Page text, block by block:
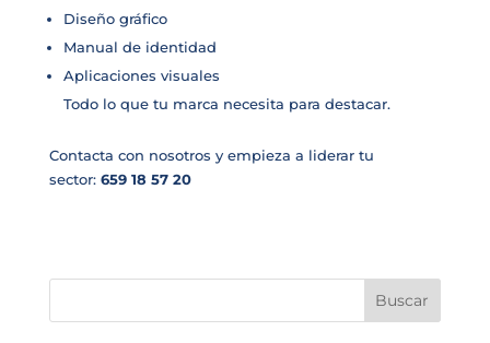
Diseño gráfico
Manual de identidad
Aplicaciones visuales
Todo lo que tu marca necesita para destacar.
Contacta con nosotros y empieza a liderar tu
sector: 659 18 57 20
Buscar